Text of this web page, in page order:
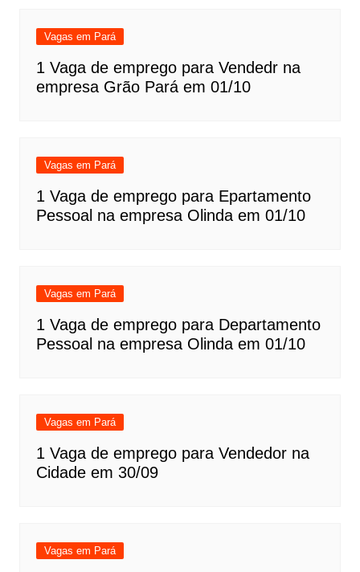
Vagas em Pará
1 Vaga de emprego para Vendedr na
empresa Grão Pará em 01/10
Vagas em Pará
1 Vaga de emprego para Epartamento
Pessoal na empresa Olinda em 01/10
Vagas em Pará
1 Vaga de emprego para Departamento
Pessoal na empresa Olinda em 01/10
Vagas em Pará
1 Vaga de emprego para Vendedor na
Cidade em 30/09
Vagas em Pará